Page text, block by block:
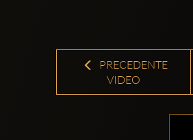
PRECEDENTE
VIDEO